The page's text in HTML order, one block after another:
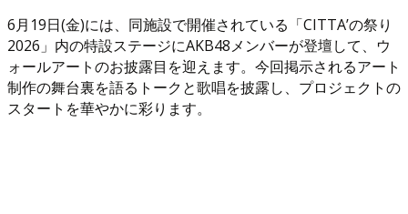
6月19日(金)には、同施設で開催されている「CITTA’の祭り
2026」内の特設ステージにAKB48メンバーが登壇して、ウ
ォールアートのお披露目を迎えます。今回掲示されるアート
制作の舞台裏を語るトークと歌唱を披露し、プロジェクトの
スタートを華やかに彩ります。